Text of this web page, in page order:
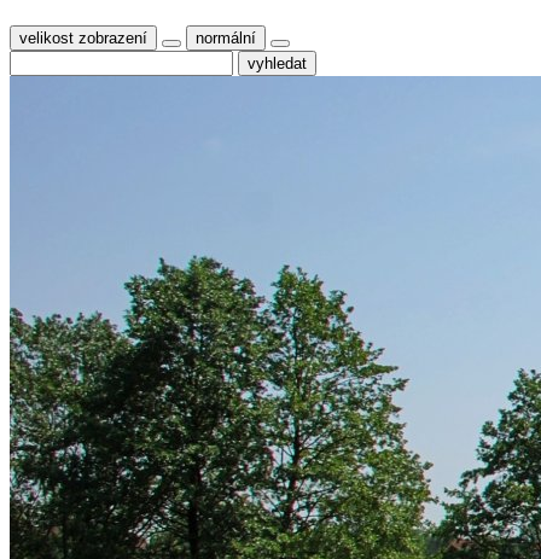
velikost zobrazení normální